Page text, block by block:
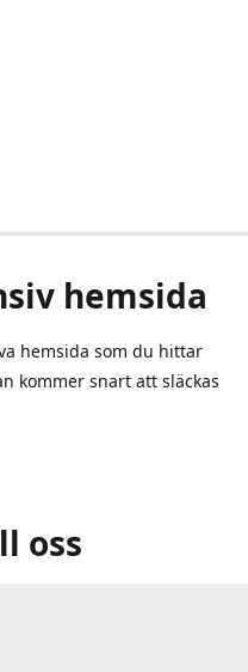
hemsida
hemsida som du hittar
kommer snart att släckas
oss